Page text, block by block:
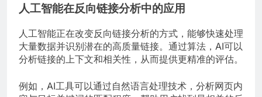
人工智能在反向链接分析中的应用
人工智能正在改变反向链接分析的方式，能够快速处理
大量数据并识别潜在的高质量链接。通过算法，AI可以
分析链接的上下文和相关性，从而提供更精准的评估。
例如，AI工具可以通过自然语言处理技术，分析网页内